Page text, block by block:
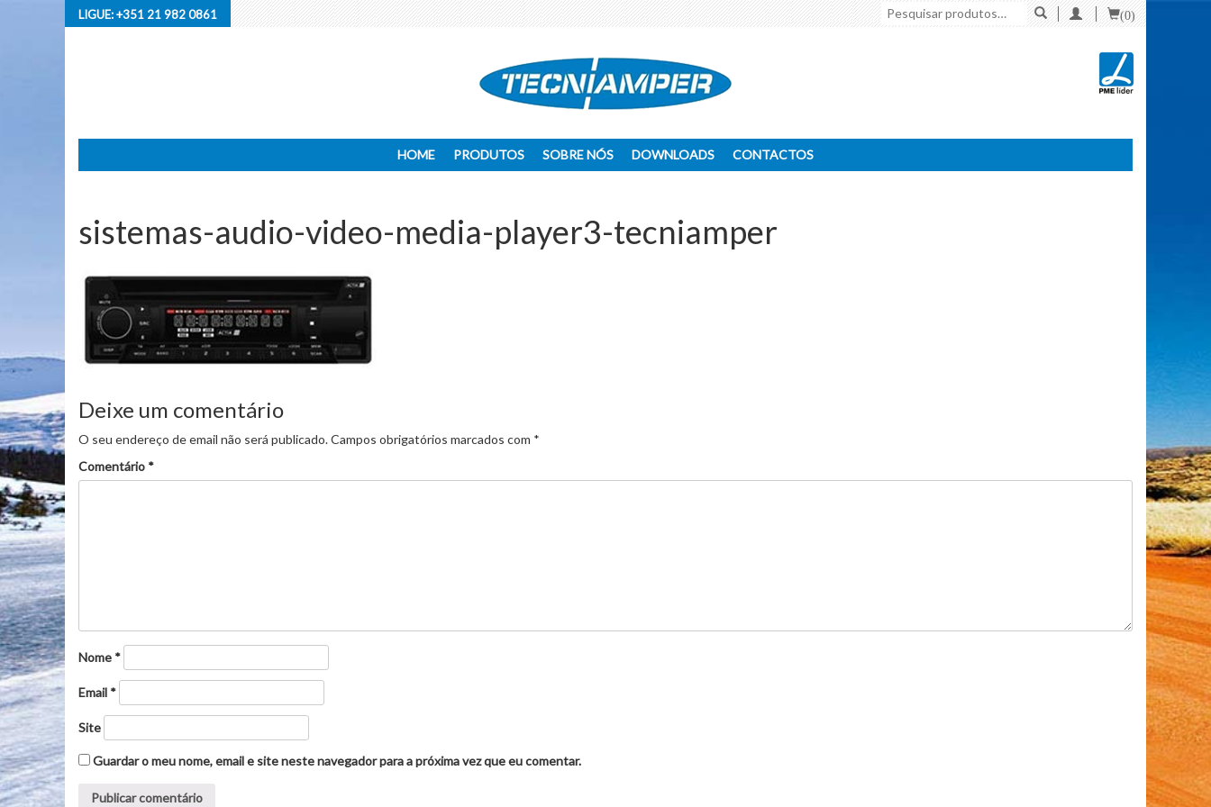
LIGUE:+351 21 982 0861
Pesquisar
por:
(0)
HOME PRODUTOS SOBRE NÓS DOWNLOADS CONTACTOS
sistemas-audio-video-media-player3-tecniamper
Deixe um comentário
O seu endereço de email não será publicado.Campos obrigatórios marcados com *
Comentário *
Nome *
Email *
Site
Guardar o meu nome, email e site neste navegador para a próxima vez que eu comentar.